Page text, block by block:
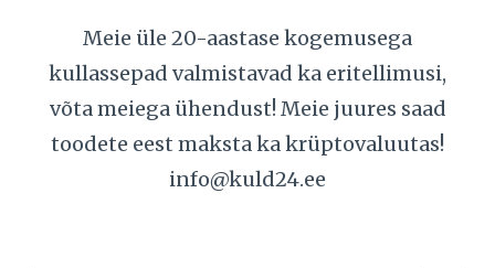
Meie üle 20-aastase kogemusega
kullassepad valmistavad ka eritellimusi,
võta meiega ühendust! Meie juures saad
toodete eest maksta ka krüptovaluutas!
info@kuld24.ee